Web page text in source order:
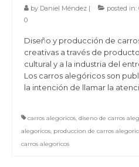
by Daniel Méndez | posted in:
0
Diseño y producción de
creativas a través de
cultural y a la industria del
Los carros alegóricos son
la intención de llamar la
carros alegoricos, diseno de carros
alegoricos, produccion de carros
carros alegoricos